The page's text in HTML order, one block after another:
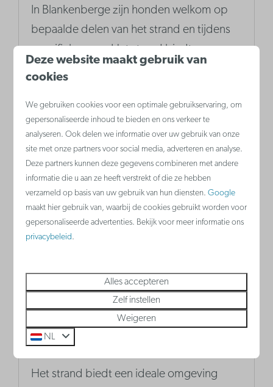
In Blankenberge zijn honden welkom op
bepaalde delen van het strand en tijdens
specifieke uren. Het strand biedt een
ideale plek voor een leuke dag uit met je
rennen en spelen.
Meer
Honden Aan Het Strand
Het strand biedt een ideale omgeving
Deze website maakt gebruik van
cookies
We gebruiken cookies voor een optimale gebruikservaring, om
gepersonaliseerde inhoud te bieden en ons verkeer te
analyseren. Ook delen we informatie over uw gebruik van onze
site met onze partners voor social media, adverteren en analyse.
Deze partners kunnen deze gegevens combineren met andere
informatie die u aan ze heeft verstrekt of die ze hebben
verzameld op basis van uw gebruik van hun diensten.Google
maakt hier gebruik van, waarbij de cookies gebruikt worden voor
gepersonaliseerde advertenties. Bekijk voor meer informatie ons
privacybeleid.
Alles accepteren
Zelf instellen
Weigeren
NL